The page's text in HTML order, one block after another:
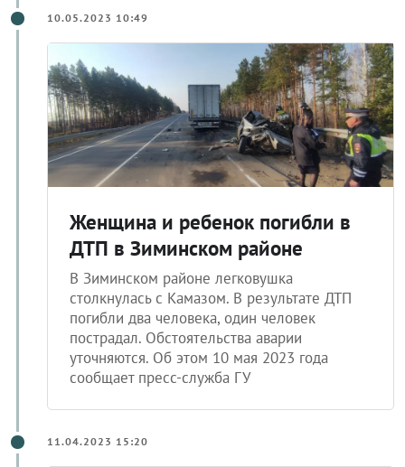
10.05.2023 10:49
Женщина и ребенок погибли в
ДТП в Зиминском районе
В Зиминском районе легковушка
столкнулась с Камазом. В результате ДТП
погибли два человека, один человек
пострадал. Обстоятельства аварии
уточняются. Об этом 10 мая 2023 года
сообщает пресс-служба ГУ
11.04.2023 15:20